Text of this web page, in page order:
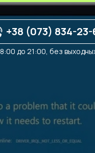
+38 (073) 834-23-
до 21:00, без